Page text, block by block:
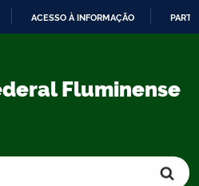
CONTEÚDO
ACESSO À INFORMAÇÃO
Fluminense